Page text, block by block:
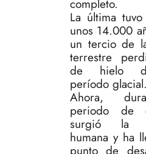
completo.
La última
unos 14.000
un tercio de
terrestre
de hielo
período glacial.
Ahora,
periodo de
surgió la
humana y ha